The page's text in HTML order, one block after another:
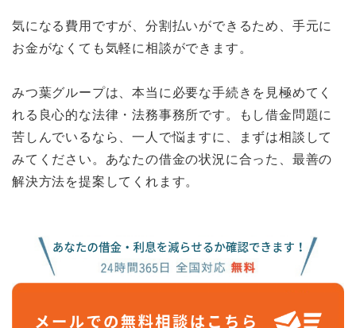
気になる費用ですが、分割払いができるため、手元に
お金がなくても気軽に相談ができます。
みつ葉グループは、本当に必要な手続きを見極めてく
れる良心的な法律・法務事務所です。もし借金問題に
苦しんでいるなら、一人で悩ますに、まずは相談して
みてください。あなたの借金の状況に合った、最善の
解決方法を提案してくれます。